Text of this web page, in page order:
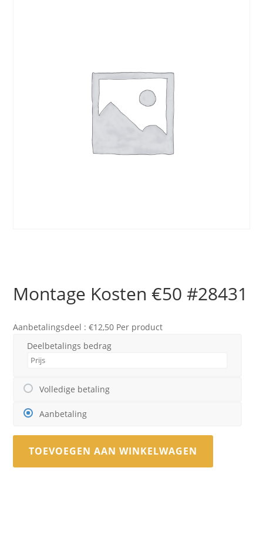
Montage Kosten €50 #28431
Aanbetalingsdeel :€12,50 Per product
Deelbetalings bedrag
Volledige betaling
Aanbetaling
TOEVOEGEN AAN WINKELWAGEN